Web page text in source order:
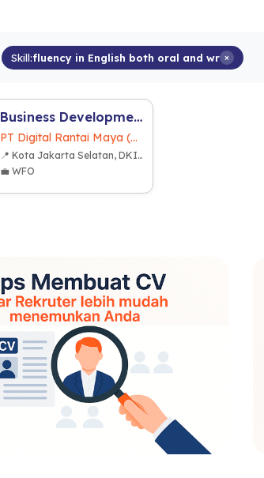
Skill:fluency in English both oral and wr ×
Business Development (Entertainment Industry)
PT Digital Rantai Maya (dr.m)
📍 Kota Jakarta Selatan, DKI Jakarta
💼 WFO